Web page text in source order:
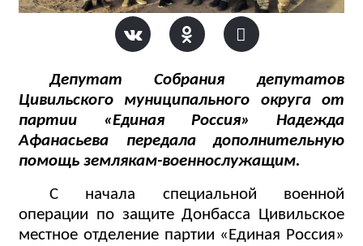
Депутат Собрания депутатов
Цивильского муниципального округа от
партии «Единая Россия» Надежда
Афанасьева передала дополнительную
помощь землякам-военнослужащим.
С начала специальной военной
операции по защите Донбасса Цивильское
местное отделение партии «Единая Россия»